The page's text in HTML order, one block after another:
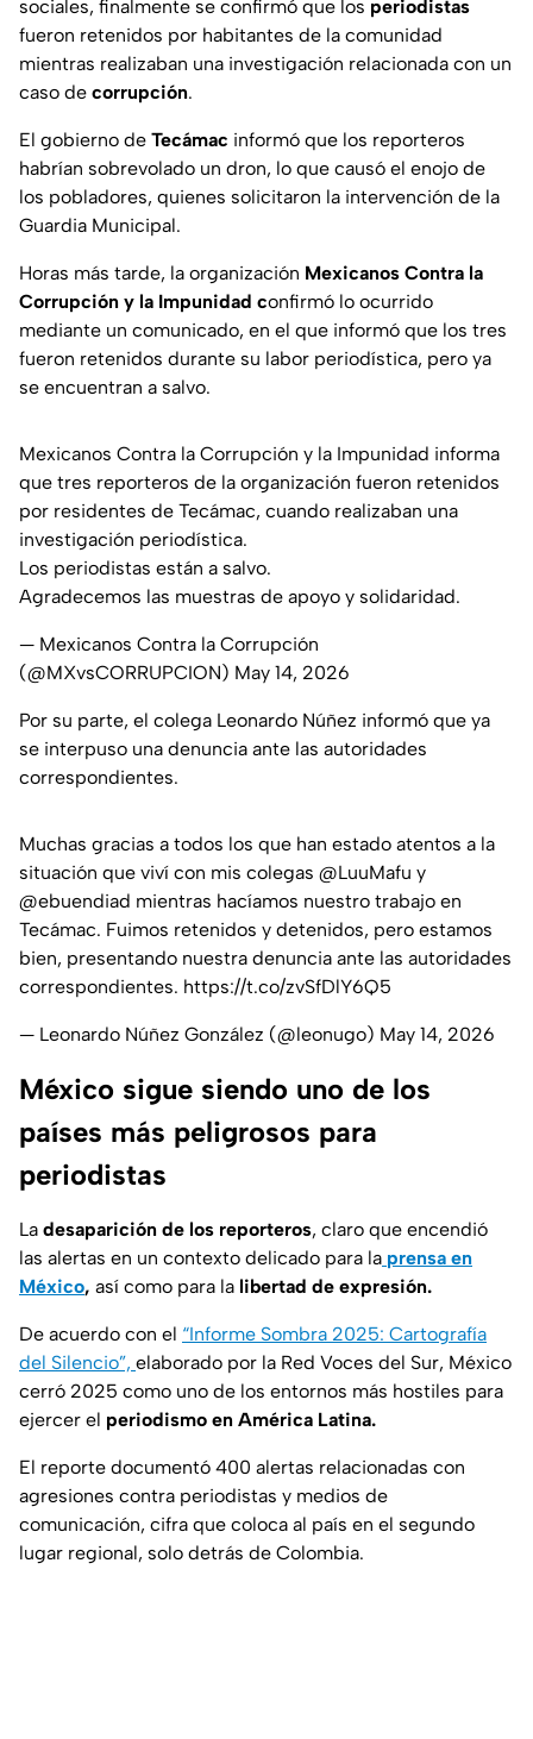
sociales, finalmente se confirmó que los periodistas
fueron retenidos por habitantes de la comunidad
mientras realizaban una investigación relacionada con un
caso de corrupción.
El gobierno de Tecámac informó que los reporteros
habrían sobrevolado un dron, lo que causó el enojo de
los pobladores, quienes solicitaron la intervención de la
Guardia Municipal.
Horas más tarde, la organización Mexicanos Contra la
Corrupción y la Impunidad confirmó lo ocurrido
mediante un comunicado, en el que informó que los tres
fueron retenidos durante su labor periodística, pero ya
se encuentran a salvo.
Mexicanos Contra la Corrupción y la Impunidad informa
que tres reporteros de la organización fueron retenidos
por residentes de Tecámac, cuando realizaban una
investigación periodística.
Los periodistas están a salvo.
Agradecemos las muestras de apoyo y solidaridad.
— Mexicanos Contra la Corrupción
(@MXvsCORRUPCION) May 14, 2026
Por su parte, el colega Leonardo Núñez informó que ya
se interpuso una denuncia ante las autoridades
correspondientes.
Muchas gracias a todos los que han estado atentos a la
situación que viví con mis colegas @LuuMafu y
@ebuendiad mientras hacíamos nuestro trabajo en
Tecámac. Fuimos retenidos y detenidos, pero estamos
bien, presentando nuestra denuncia ante las autoridades
correspondientes. https://t.co/zvSfDlY6Q5
— Leonardo Núñez González (@leonugo) May 14, 2026
México sigue siendo uno de los
países más peligrosos para
periodistas
La desaparición de los reporteros, claro que encendió
las alertas en un contexto delicado para la prensa en
México, así como para la libertad de expresión.
De acuerdo con el “Informe Sombra 2025: Cartografía
del Silencio”, elaborado por la Red Voces del Sur, México
cerró 2025 como uno de los entornos más hostiles para
ejercer el periodismo en América Latina.
El reporte documentó 400 alertas relacionadas con
agresiones contra periodistas y medios de
comunicación, cifra que coloca al país en el segundo
lugar regional, solo detrás de Colombia.